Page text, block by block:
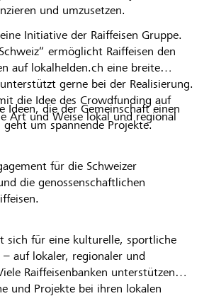
und umzusetzen.
Initiative der Raiffeisen Gruppe.
ermöglicht Raiffeisen den
auf lokalhelden.ch eine breite
gerne bei der Realisierung.
die Idee des Crowdfunding auf
Art und Weise lokal und regional
Ideen, die der Gemeinschaft einen
geht um spannende Projekte.
für die Schweizer
die genossenschaftlichen
sich für eine kulturelle, sportliche
auf lokaler, regionaler und
Raiffeisenbanken unterstützen
und Projekte bei ihren lokalen